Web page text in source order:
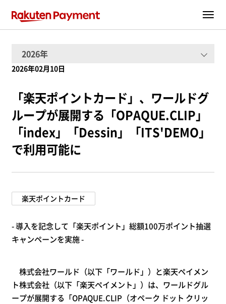
2026年02月10日
「楽天ポイントカード」、 ワールドグ
ループが展開する「OPAQUE.CLIP」
「index」「Dessin」「ITS'DEMO」
で利用可能に
楽天ポイントカード
-導入を記念して「楽天ポイント」総額100万ポイント抽選
キャンペーンを実施-
株式会社ワールド（以下「ワールド」）と楽天ペイメン
ト株式会社（以下「楽天ペイメント」）は、ワールドグル
ープが展開する「OPAQUE.CLIP（オペーク ドット クリッ